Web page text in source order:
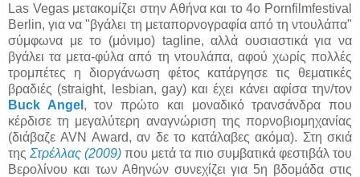
Las Vegas μετακομίζει στην Αθήνα και το 4ο Pornfilmfestival
Berlin, για να "βγάλει τη μεταπορνογραφία από τη ντουλάπα"
σύμφωνα με το (μόνιμο) tagline, αλλά ουσιαστικά για να
βγάλει τα μετα-φύλα από τη ντουλάπα, αφού χωρίς πολλές
τρομπέτες η διοργάνωση φέτος κατάργησε τις θεματικές
βραδιές (straight, lesbian, gay) και έχει κάνει αφίσα την/τον
Buck Angel , τον πρώτο και μοναδικό τρανσάνδρα που
κέρδισε τη μεγαλύτερη αναγνώριση της πορνοβιομηχανίας
(διάβαζε AVN Award, αν δε το κατάλαβες ακόμα). Στη σκιά
της Στρέλλας (2009) που μετά τα πιο συμβατικά φεστιβάλ του
Βερολίνου και των Αθηνών συνεχίζει για 5η βδομάδα στις